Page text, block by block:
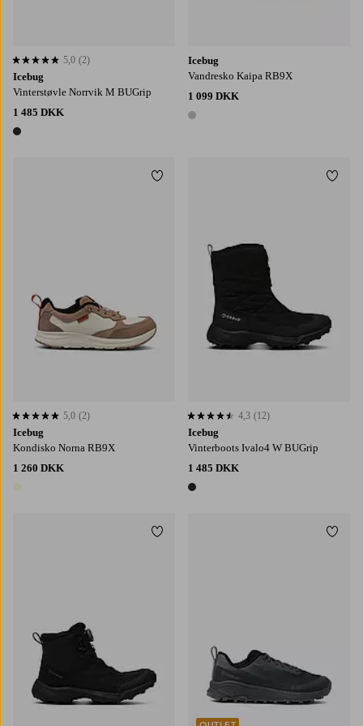
Icebug
Vinterstøvle Norrvik M BUGrip
1 485 DKK
1 farve
5,0 baseret på 2 bedømmelser
5,0 (2)
Icebug
Vandresko Kaipa RB9X
1 099 DKK
1 farve
Icebug
Kondisko Norna RB9X
1 260 DKK
5,0 baseret på 2 bedømmelser
5,0 (2)
Tilføj til favoritter
Icebug
Vinterboots Ivalo4 W BUGrip
1 485 DKK
1 farve
4,3 baseret på 12 bedømmelser
4,3 (12)
Tilføj til favoritter